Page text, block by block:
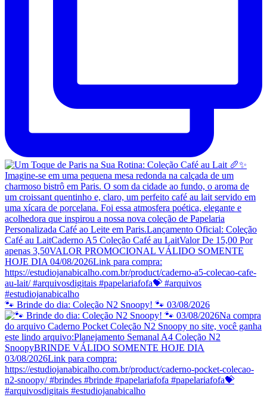
🐾 Brinde do dia: Coleção N2 Snoopy! 🐾 03/08/2026